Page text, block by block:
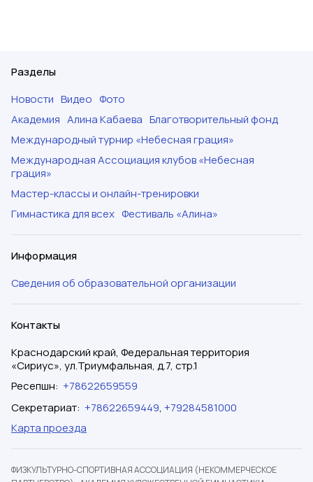
Разделы
Новости Видео Фото
Академия Алина Кабаева Благотворительный фонд
Международный турнир «Небесная грация»
Международная Ассоциация клубов «Небесная
грация»
Мастер-классы и онлайн-тренировки
Гимнастика для всех Фестиваль «Алина»
Информация
Сведения об образовательной организации
Контакты
Краснодарский край, Федеральная территория
«Сириус», ул.Триумфальная, д.7, стр.1
Ресепшн: +78622659559
Секретариат: +78622659449, +79284581000
Карта проезда
ФИЗКУЛЬТУРНО-СПОРТИВНАЯ АССОЦИАЦИЯ (НЕКОММЕРЧЕСКОЕ